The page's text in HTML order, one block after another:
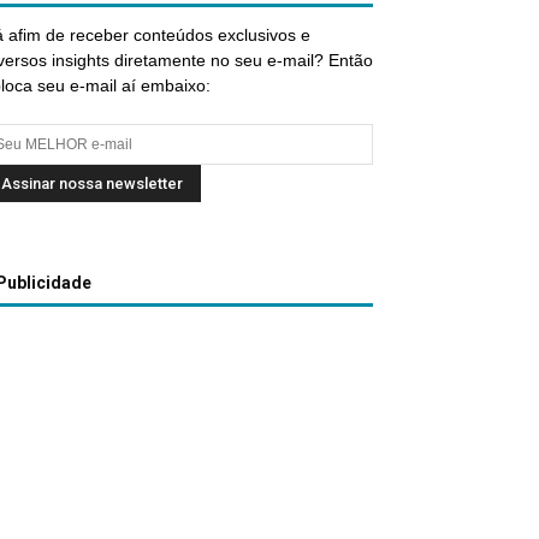
afim de receber conteúdos exclusivos e
insights diretamente no seu e-mail? Então
seu e-mail aí embaixo:
Publicidade